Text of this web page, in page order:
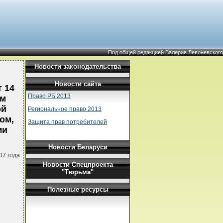
Под общей редакцией Валерия Левоневского
14
года
Новости законодательства
Новости сайта
Право РБ 2013
Региональное право 2013
Защита прав потребителей
Новости Беларуси
Новости Спецпроекта
"Тюрьма"
Полезные ресурсы